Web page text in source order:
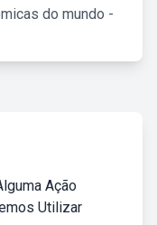
do mundo -
Ação
Utilizar